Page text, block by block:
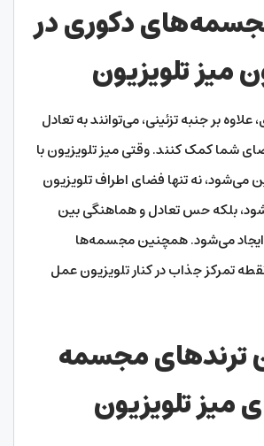
دکوری در
میز تلویزیون
بر جنبه تزئینی، می‌توانند به تعادل
شما کمک کنند. وقتی میز تلویزیون با
می‌شود، نه تنها فضای اطراف تلویزیون
بلکه حس تعادل و هماهنگی بین
ایجاد می‌شود. همچنین مجسمه‌ها
تمرکز جذاب در کنار تلویزیون عمل
ترندهای مجسمه
میز تلویزیون